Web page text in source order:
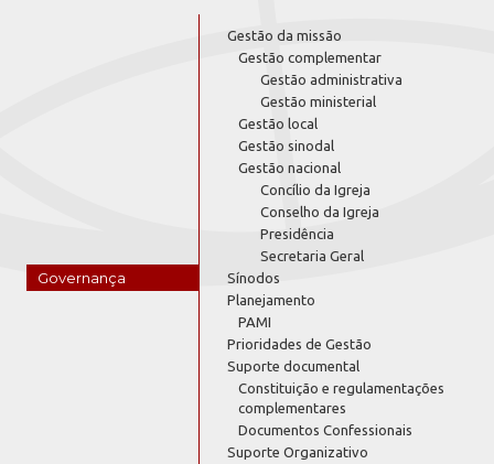
Governança
Gestão da missão
Gestão complementar
Gestão administrativa
Gestão ministerial
Gestão local
Gestão sinodal
Gestão nacional
Concílio da Igreja
Conselho da Igreja
Presidência
Secretaria Geral
Sínodos
Planejamento
PAMI
Prioridades de Gestão
Suporte documental
Constituição e regulamentações
complementares
Documentos Confessionais
Suporte Organizativo